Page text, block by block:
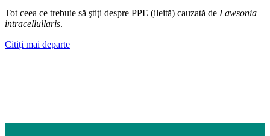
Tot ceea ce trebuie să ştiţi despre PPE (ileită) cauzată de Lawsonia
intracellullaris.
Citiți mai departe